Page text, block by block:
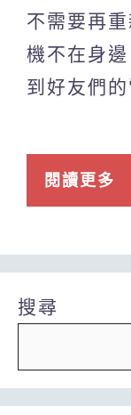
不需要再
機不在身
到好友們
閱讀更多
搜尋